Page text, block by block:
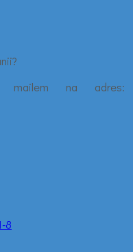
mailem na adres:
8